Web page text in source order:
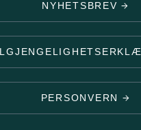
NYHETSBREV
PERSONVERN